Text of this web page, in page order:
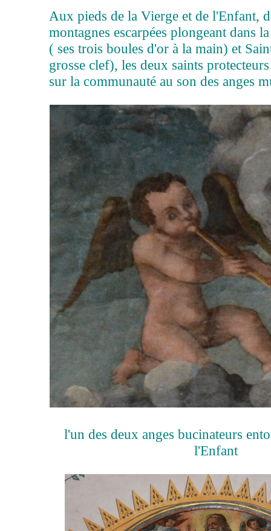
Aux pieds de la Vierge et de l'Enfant,
montagnes escarpées plongeant dans
( ses trois boules d'or à la main) et
grosse clef), les deux saints
sur la communauté au son des anges
l'un des deux anges bucinateurs
l'Enfant